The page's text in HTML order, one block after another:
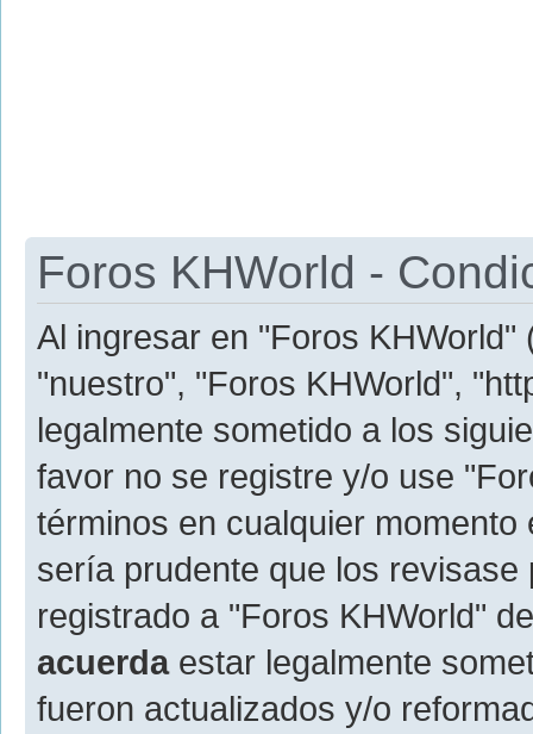
Foros KHWorld -
Al ingresar en "Foros
"nuestro", "Foros KHWorld",
legalmente sometido a los
favor no se registre y/o use
términos en cualquier
sería prudente que los
registrado a "Foros KHWorld"
acuerdaestar legalmente
fueron actualizados y/o